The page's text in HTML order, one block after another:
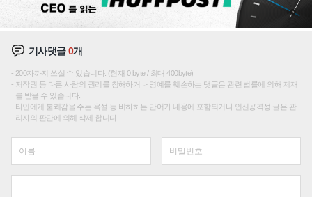
기사댓글0개
200자까지 쓰실 수 있습니다. (현재 0 byte / 최대 400byte)
저작권 등 다른 사람의 권리를 침해하거나 명예를 훼손하는 댓글은 관련 법률에 의해 제재
를 받을 수 있습니다.
타인에게 불쾌감을 주는 욕설 등 비하하는 단어가 내용에 포함되거나 인신공격성 글은 관
리자의 판단에 의해 삭제 합니다.